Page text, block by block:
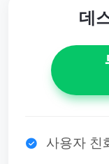
데
사용자 친